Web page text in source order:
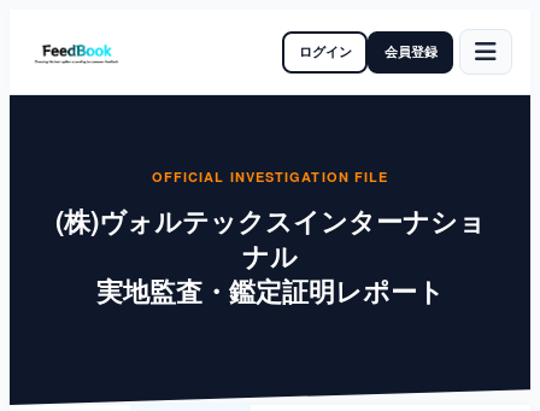
ログイン 会員登録
OFFICIAL INVESTIGATION FILE
(株)ヴォルテックスインターナショ
ナル
実地監査・鑑定証明レポート